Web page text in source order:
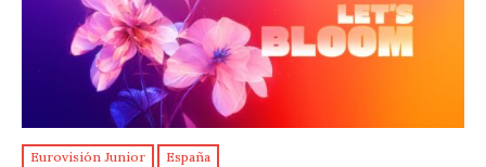
Eurovisión Junior España